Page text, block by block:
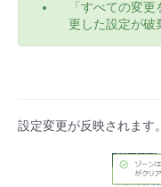
「すべての変
更した設定が破
設定変更が反映されます。